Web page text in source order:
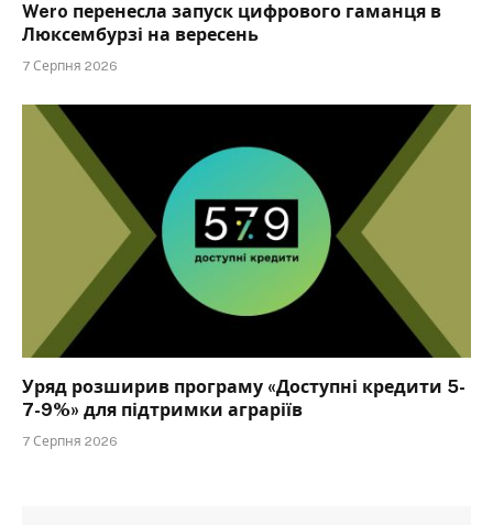
Wero перенесла запуск цифрового гаманця в
Люксембурзі на вересень
7 Серпня 2026
Уряд розширив програму «Доступні кредити 5-
7-9%» для підтримки аграріїв
7 Серпня 2026